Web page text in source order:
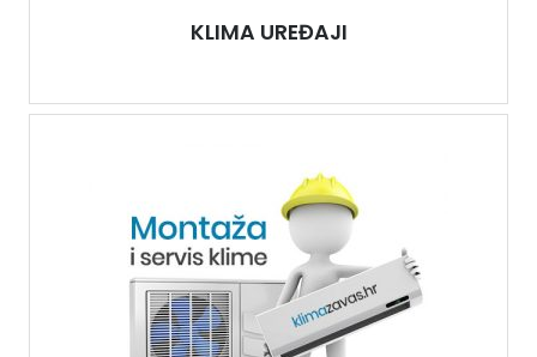
KLIMA UREĐAJI